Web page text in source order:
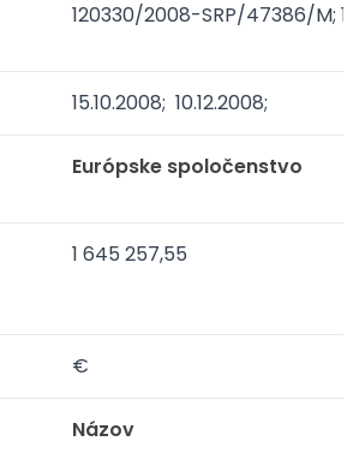
120330/2008-SRP/47386/M;
15.10.2008; 10.12.2008;
Európske spoločenstvo
1 645 257,55
€
Názov